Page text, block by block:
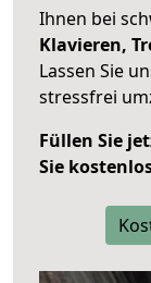
Ihnen bei
Klavieren,
Lassen Sie
stressfrei
Füllen Sie
Sie